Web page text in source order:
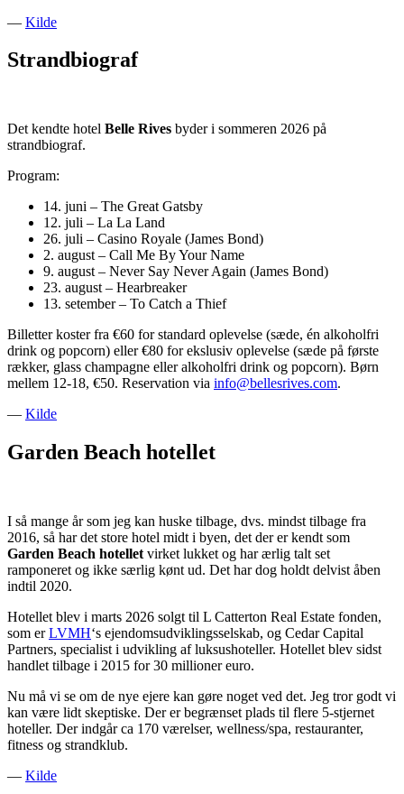
— Kilde
Strandbiograf
Det kendte hotel Belle Rives byder i sommeren 2026 på
strandbiograf.
Program:
14. juni – The Great Gatsby
12. juli – La La Land
26. juli – Casino Royale (James Bond)
2. august – Call Me By Your Name
9. august – Never Say Never Again (James Bond)
23. august – Hearbreaker
13. setember – To Catch a Thief
Billetter koster fra €60 for standard oplevelse (sæde, én alkoholfri
drink og popcorn) eller €80 for ekslusiv oplevelse (sæde på første
rækker, glass champagne eller alkoholfri drink og popcorn). Børn
mellem 12-18, €50. Reservation via info@bellesrives.com.
— Kilde
Garden Beach hotellet
I så mange år som jeg kan huske tilbage, dvs. mindst tilbage fra
2016, så har det store hotel midt i byen, det der er kendt som
Garden Beach hotellet virket lukket og har ærlig talt set
ramponeret og ikke særlig kønt ud. Det har dog holdt delvist åben
indtil 2020.
Hotellet blev i marts 2026 solgt til L Catterton Real Estate fonden,
som erLVMH‘s ejendomsudviklingsselskab, og Cedar Capital
Partners, specialist i udvikling af luksushoteller. Hotellet blev sidst
handlet tilbage i 2015 for 30 millioner euro.
Nu må vi se om de nye ejere kan gøre noget ved det. Jeg tror godt vi
kan være lidt skeptiske. Der er begrænset plads til flere 5-stjernet
hoteller. Der indgår ca 170 værelser, wellness/spa, restauranter,
fitness og strandklub.
— Kilde